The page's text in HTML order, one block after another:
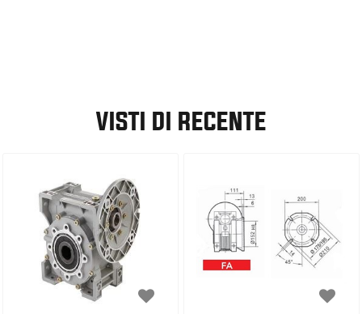
VISTI DI RECENTE